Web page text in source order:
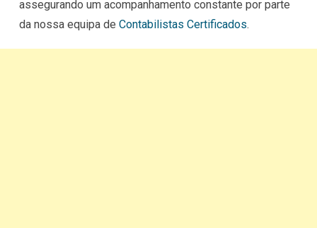
assegurando um acompanhamento constante por parte
da nossa equipa de Contabilistas Certificados.